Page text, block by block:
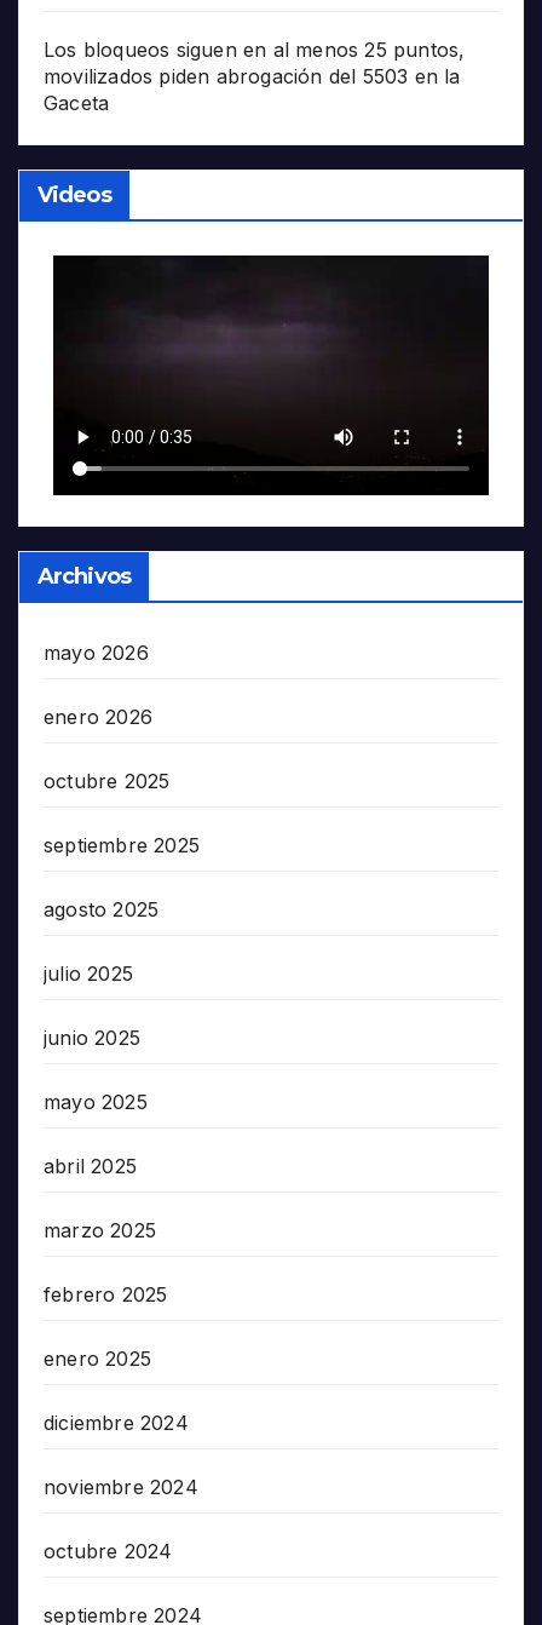
Los bloqueos siguen en al menos 25 puntos,
movilizados piden abrogación del 5503 en la
Gaceta
Videos
Archivos
mayo 2026
enero 2026
octubre 2025
septiembre 2025
agosto 2025
julio 2025
junio 2025
mayo 2025
abril 2025
marzo 2025
febrero 2025
enero 2025
diciembre 2024
noviembre 2024
octubre 2024
septiembre 2024